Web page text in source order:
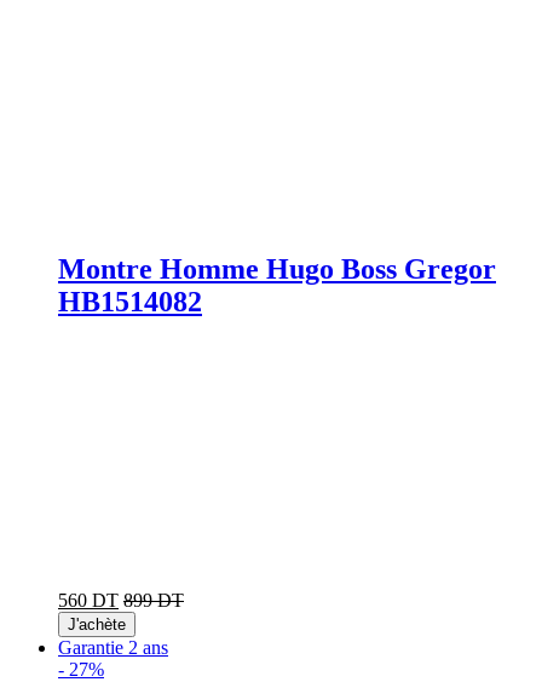
Montre Homme Hugo Boss Gregor
HB1514082
560 DT 899 DT
J'achète
Garantie 2 ans
- 27%